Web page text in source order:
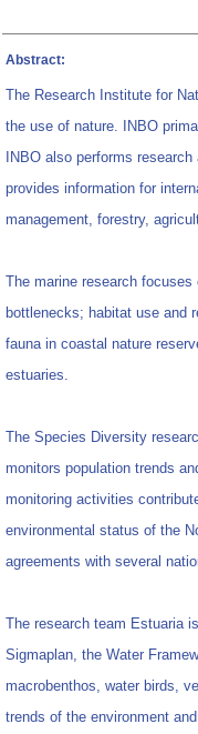
Abstract:
The Research Institute for
the use of nature. INBO
INBO also performs
provides information for
management, forestry,
The marine research
bottlenecks; habitat use and
fauna in coastal nature
estuaries.
The Species Diversity
monitors population trends
monitoring activities
environmental status of the
agreements with several
The research team Estuaria
Sigmaplan, the Water
macrobenthos, water birds,
trends of the environment